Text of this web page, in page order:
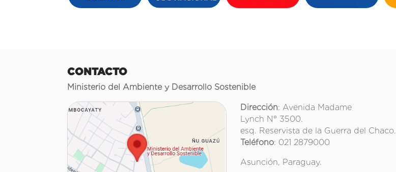
CONTACTO
Ministerio del Ambiente y Desarrollo Sostenible
Dirección: Avenida Madame
Lynch N° 3500.
esq. Reservista de la Guerra del Chaco.
Teléfono: 021 2879000
Asunción, Paraguay.